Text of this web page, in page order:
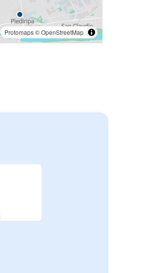
Protomaps©OpenStreetMap